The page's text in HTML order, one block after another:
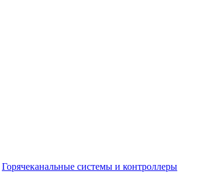
Горячеканальные системы и контроллеры